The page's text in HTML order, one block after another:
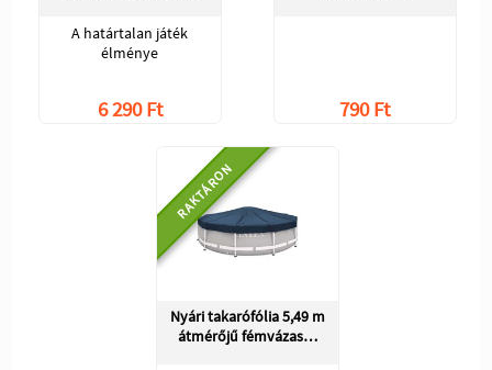
A határtalan játék
élménye
6 290 Ft 790 Ft
RAKTÁRON
Nyári takarófólia 5,49 m
átmérőjű fémvázas…